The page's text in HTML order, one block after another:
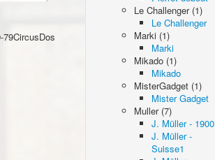
Le Challenger (1)
Le Challenger
Marki (1)
Marki
Mikado (1)
Mikado
MisterGadget (1)
Mister Gadget
Muller (7)
J. Müller - 1900
J. Müller -
Suisse1